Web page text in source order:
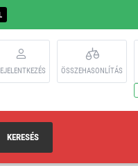
ÖSSZEHASONLÍTÁS
KERESÉS